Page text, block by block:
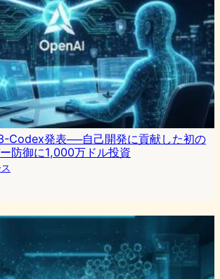
Codex発表──自己開発に貢献した初の
防御に1,000万ドル投資